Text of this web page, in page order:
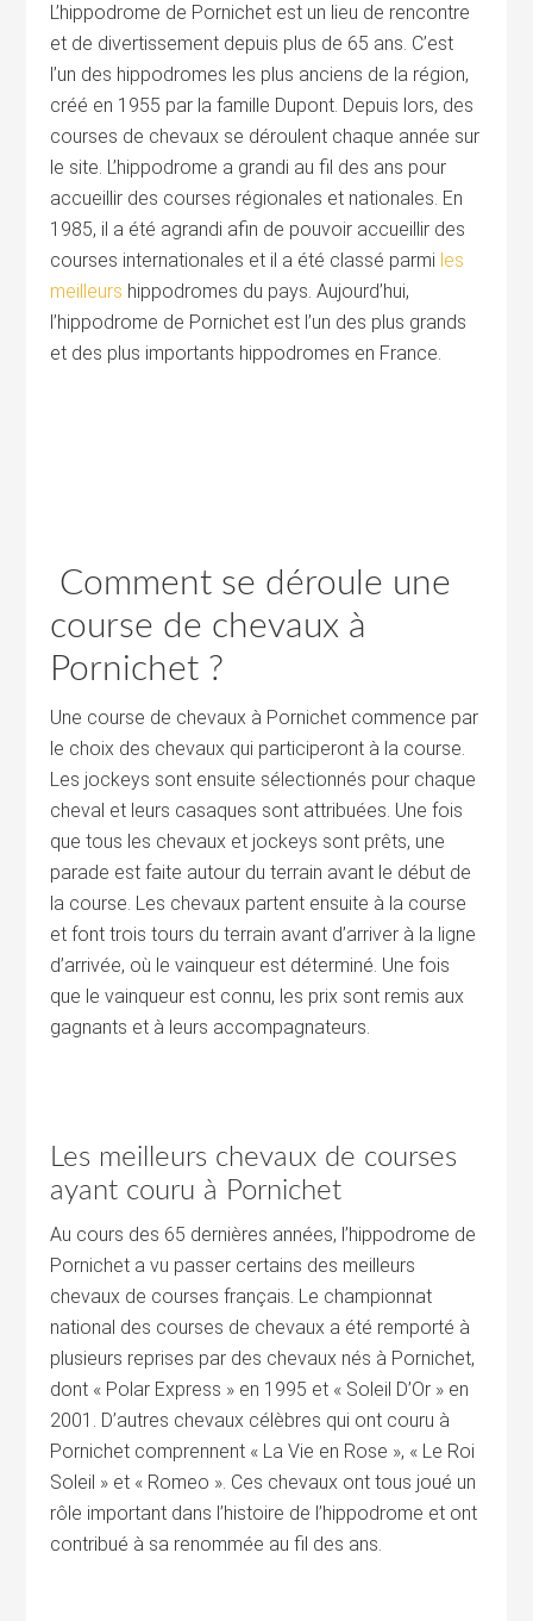
L’hippodrome de Pornichet est un lieu de rencontre
et de divertissement depuis plus de 65 ans. C’est
l’un des hippodromes les plus anciens de la région,
créé en 1955 par la famille Dupont. Depuis lors, des
courses de chevaux se déroulent chaque année sur
le site. L’hippodrome a grandi au fil des ans pour
accueillir des courses régionales et nationales. En
1985, il a été agrandi afin de pouvoir accueillir des
courses internationales et il a été classé parmi les
meilleurs hippodromes du pays. Aujourd’hui,
l’hippodrome de Pornichet est l’un des plus grands
et des plus importants hippodromes en France.
Comment se déroule une
course de chevaux à
Pornichet ?
Une course de chevaux à Pornichet commence par
le choix des chevaux qui participeront à la course.
Les jockeys sont ensuite sélectionnés pour chaque
cheval et leurs casaques sont attribuées. Une fois
que tous les chevaux et jockeys sont prêts, une
parade est faite autour du terrain avant le début de
la course. Les chevaux partent ensuite à la course
et font trois tours du terrain avant d’arriver à la ligne
d’arrivée, où le vainqueur est déterminé. Une fois
que le vainqueur est connu, les prix sont remis aux
gagnants et à leurs accompagnateurs.
Les meilleurs chevaux de courses
ayant couru à Pornichet
Au cours des 65 dernières années, l’hippodrome de
Pornichet a vu passer certains des meilleurs
chevaux de courses français. Le championnat
national des courses de chevaux a été remporté à
plusieurs reprises par des chevaux nés à Pornichet,
dont « Polar Express » en 1995 et « Soleil D’Or » en
2001. D’autres chevaux célèbres qui ont couru à
Pornichet comprennent « La Vie en Rose », « Le Roi
Soleil » et « Romeo ». Ces chevaux ont tous joué un
rôle important dans l’histoire de l’hippodrome et ont
contribué à sa renommée au fil des ans.